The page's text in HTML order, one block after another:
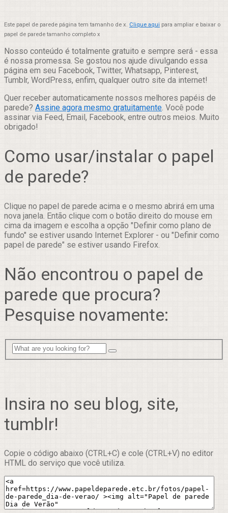
Este papel de parede página tem tamanho de x. Clique aqui para ampliar e baixar o
papel de parede tamanho completo x
Nosso conteúdo é totalmente gratuito e sempre será - essa
é nossa promessa. Se gostou nos ajude divulgando essa
página em seu Facebook, Twitter, Whatsapp, Pinterest,
Tumblr, WordPress, enfim, qualquer outro site da internet!
Quer receber automaticamente nossos melhores papéis de
parede? Assine agora mesmo gratuitamente. Você pode
assinar via Feed, Email, Facebook, entre outros meios. Muito
obrigado!
Como usar/instalar o papel
de parede?
Clique no papel de parede acima e o mesmo abrirá em uma
nova janela. Então clique com o botão direito do mouse em
cima da imagem e escolha a opção "Definir como plano de
fundo" se estiver usando Internet Explorer - ou "Definir como
papel de parede" se estiver usando Firefox.
Não encontrou o papel de
parede que procura?
Pesquise novamente:
Insira no seu blog, site,
tumblr!
Copie o código abaixo (CTRL+C) e cole (CTRL+V) no editor
HTML do serviço que você utiliza.